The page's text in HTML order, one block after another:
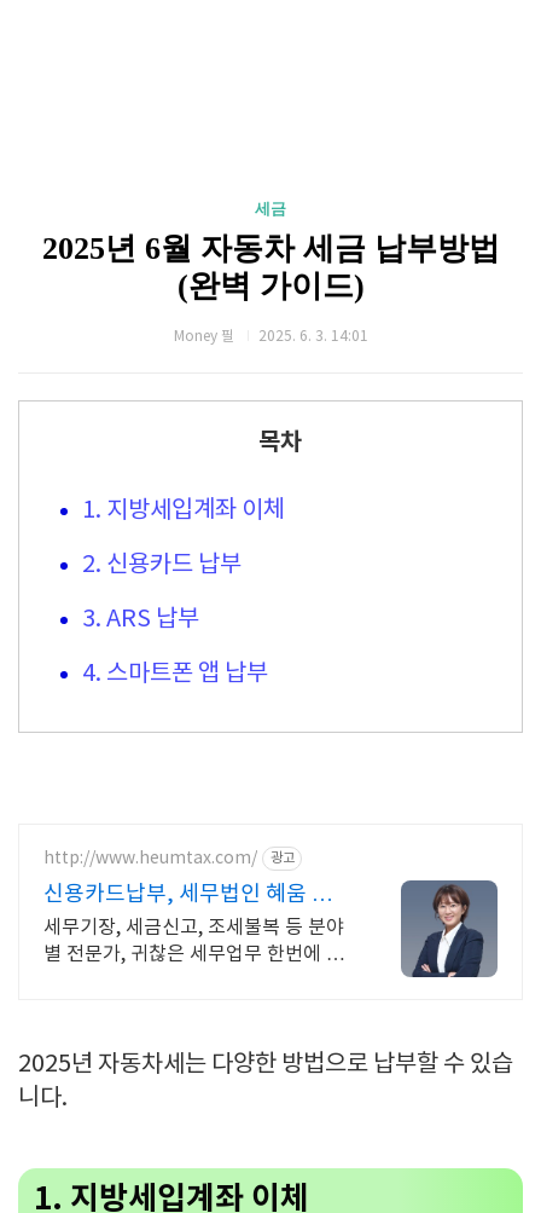
세금
2025년 6월 자동차 세금 납부방법
(완벽 가이드)
Money 필 2025. 6. 3. 14:01
목차
1. 지방세입계좌 이체
2. 신용카드 납부
3. ARS 납부
4. 스마트폰 앱 납부
http://www.heumtax.com/ 광고
신용카드납부, 세무법인 혜움 실시
간 카톡 상담 지원
세무기장, 세금신고, 조세불복 등 분야
별 전문가, 귀찮은 세무업무 한번에 해
2025년 자동차세는 다양한 방법으로 납부할 수 있습
니다.
1. 지방세입계좌 이체